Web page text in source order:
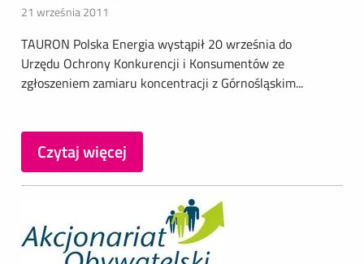
21 września 2011
TAURON Polska Energia wystąpił 20 września do
Urzędu Ochrony Konkurencji i Konsumentów ze
zgłoszeniem zamiaru koncentracji z Górnośląskim...
Czytaj więcej